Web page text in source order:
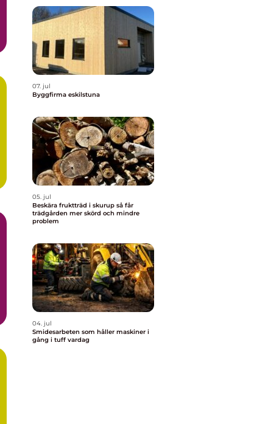
07. jul
Byggfirma eskilstuna
05. jul
Beskära fruktträd i skurup så får
trädgården mer skörd och mindre
problem
04. jul
Smidesarbeten som håller maskiner i
gång i tuff vardag